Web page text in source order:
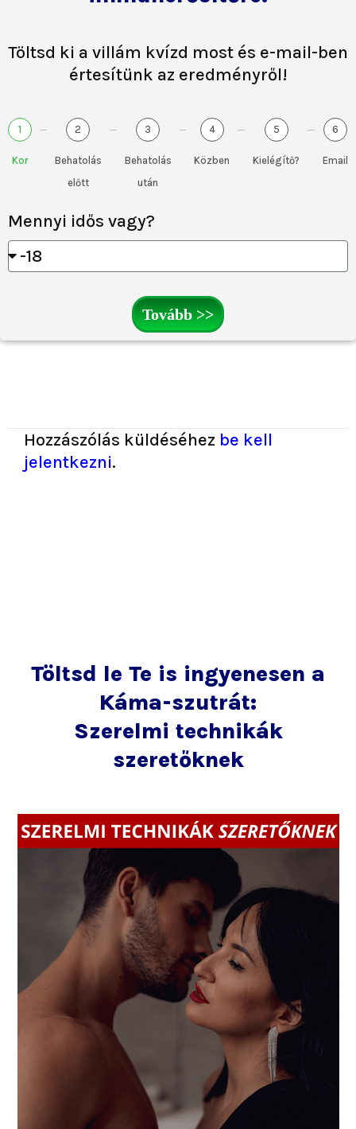
Töltsd ki a villám kvízd most és e-mail-ben
értesítünk az eredményről!
1
Kor
2
Behatolás
előtt
3
Behatolás
után
4
Közben
5
Kielégítő?
6
Email
Mennyi idős vagy?
Tovább >>
Hozzászólás küldéséhez be kell
jelentkezni.
Töltsd le Te is ingyenesen a
Káma-szutrát:
Szerelmi technikák
szeretőknek